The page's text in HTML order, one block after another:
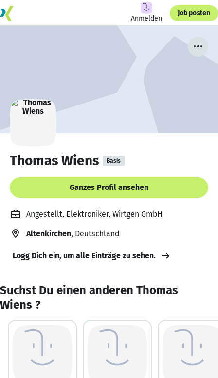
Anmelden
Job posten
Thomas Wiens Basis
Ganzes Profil ansehen
Angestellt, Elektroniker, Wirtgen GmbH
Altenkirchen, Deutschland
Logg Dich ein, um alle Einträge zu sehen.
Suchst Du einen anderen Thomas
Wiens ?